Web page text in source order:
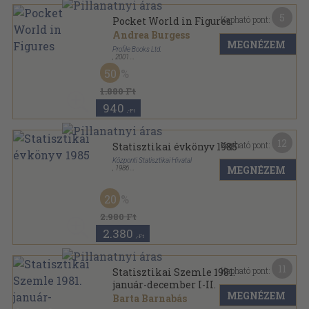
Pocket World in Figures
Andrea Burgess
Profile Books Ltd.
2001
Varrott keménykötés
The Economist Books sorozat
1.880 Ft
50
940 ,-Ft
Kapható pont:
MEGNÉZEM
Statisztikai évkönyv 1985
Központi Statisztikai Hivatal
1986
2.980 Ft
20
2.380 ,-Ft
Kapható pont:
MEGNÉZEM
Statisztikai Szemle 1981.
január-december I-II.
Barta Barnabás
Kapható pont:
MEGNÉZEM